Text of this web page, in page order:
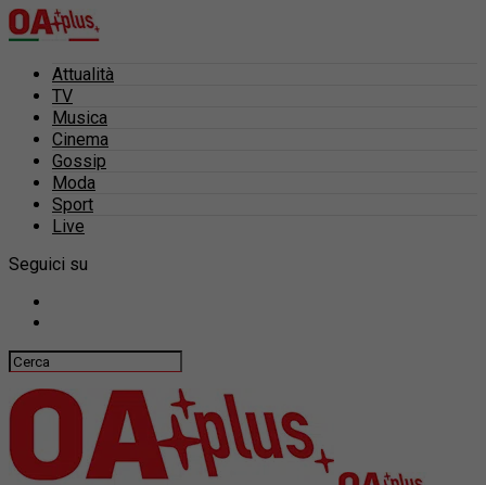
Attualità
TV
Musica
Cinema
Gossip
Moda
Sport
Live
Seguici su